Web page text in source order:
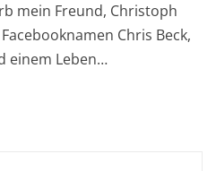
mein Freund, Christoph
Chris Beck,
einem Leben…